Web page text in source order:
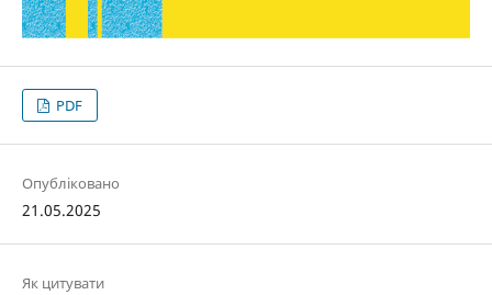
PDF
Опубліковано
21.05.2025
Як цитувати